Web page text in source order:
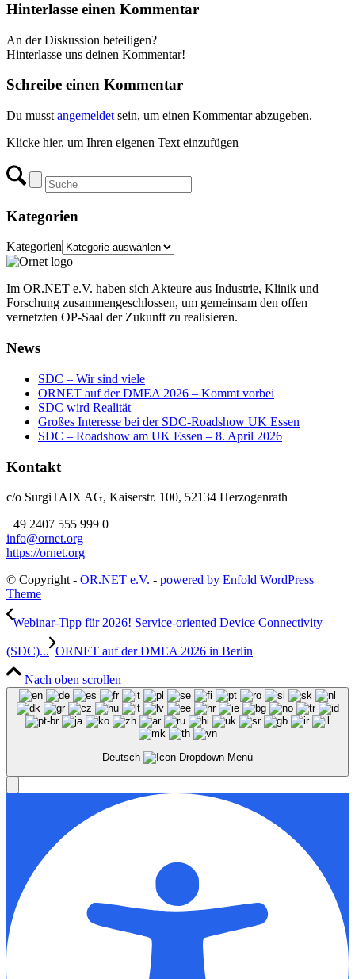
Hinterlasse einen Kommentar
An der Diskussion beteiligen?
Hinterlasse uns deinen Kommentar!
Schreibe einen Kommentar
Du musst angemeldet sein, um einen Kommentar abzugeben.
Klicke hier, um Ihren eigenen Text einzufügen
Kategorien
Kategorien
Im OR.NET e.V. haben sich Akteure aus Industrie, Klinik und
Forschung zusammengeschlossen, um gemeinsam den offen
vernetzten OP-Saal der Zukunft zu realisieren.
News
SDC – Wir sind viele
ORNET auf der DMEA 2026 – Kommt vorbei
SDC wird Realität
Großes Interesse bei der SDC-Roadshow UK Essen
SDC – Roadshow am UK Essen – 8. April 2026
Kontakt
c/o SurgiTAIX AG, Kaiserstr. 100, 52134 Herzogenrath
+49 2407 555 999 0
info@ornet.org
https://ornet.org
© Copyright - OR.NET e.V. - powered by Enfold WordPress
Theme
Webinar-Tipp für 2026! Ser­vice-ori­en­ted Device Con­nec­ti­vi­ty
(SDC)... ORNET auf der DMEA 2026 in Berlin
Nach oben scrollen
Deutsch